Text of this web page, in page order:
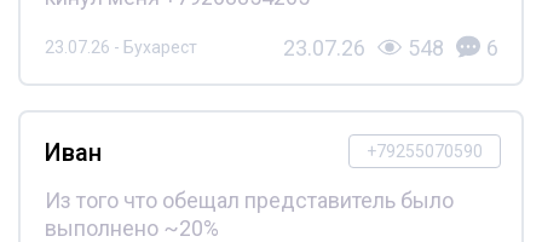
23.07.26 - Бухарест 23.07.26 548 6
+79255070590
Иван
Из того что обещал представитель было
выполнено ~20%